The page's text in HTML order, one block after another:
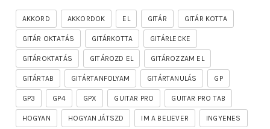
AKKORD AKKORDOK EL GITÁR GITÁR KOTTA
GITÁR OKTATÁS GITÁRKOTTA GITÁRLECKE
GITÁROKTATÁS GITÁROZD EL GITÁROZZAM EL
GITÁRTAB GITÁRTANFOLYAM GITÁRTANULÁS GP
GP3 GP4 GPX GUITAR PRO GUITAR PRO TAB
HOGYAN HOGYAN JÁTSZD IM A BELIEVER INGYENES